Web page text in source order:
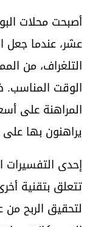
أصبحت محلات
عشر، عندما جعل
التلغراف، من
الوقت المناسب.
المراهنة على
يراهنون بها
إحدى التفسيرات
تتعلق بتقنية
لتحقيق الربح